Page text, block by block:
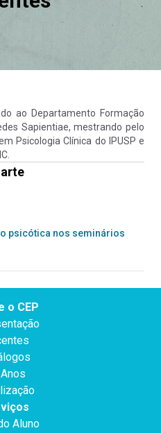
ao Departamento Formação
Sapientiae, mestrando pelo
Psicologia Clínica do IPUSP e
psicótica nos seminários
o CEP
Aluno